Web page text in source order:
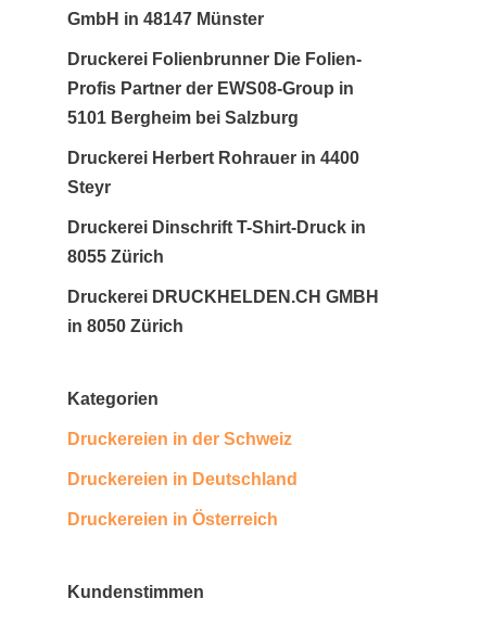
GmbH in 48147 Münster
Druckerei Folienbrunner Die Folien-
Profis Partner der EWS08-Group in
5101 Bergheim bei Salzburg
Druckerei Herbert Rohrauer in 4400
Steyr
Druckerei Dinschrift T-Shirt-Druck in
8055 Zürich
Druckerei DRUCKHELDEN.CH GMBH
in 8050 Zürich
Kategorien
Druckereien in der Schweiz
Druckereien in Deutschland
Druckereien in Österreich
Kundenstimmen